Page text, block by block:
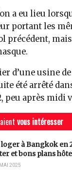
a eu lieu
portant les
précédent,
d’une usine
été arrêté
peu après midi
vous intéresser
loger à Bangkok en
et bons plans
2025